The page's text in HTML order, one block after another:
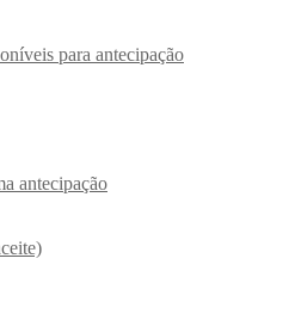
para antecipação
antecipação